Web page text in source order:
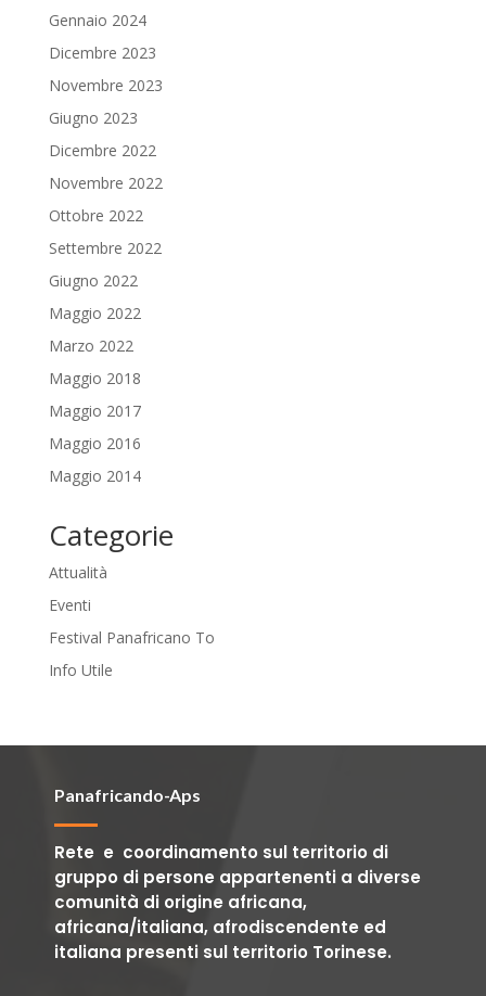
Gennaio 2024
Dicembre 2023
Novembre 2023
Giugno 2023
Dicembre 2022
Novembre 2022
Ottobre 2022
Settembre 2022
Giugno 2022
Maggio 2022
Marzo 2022
Maggio 2018
Maggio 2017
Maggio 2016
Maggio 2014
Categorie
Attualità
Eventi
Festival Panafricano To
Info Utile
Panafricando-Aps
Rete e coordinamento sul territorio di
gruppo di persone appartenenti a diverse
comunità di origine africana,
africana/italiana, afrodiscendente ed
italiana presenti sul territorio Torinese.